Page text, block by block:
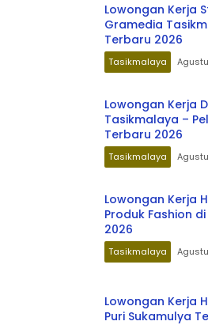
Lowongan Kerja
Gramedia
Terbaru 2026
Tasikmalaya
Lowongan Kerja
Tasikmalaya –
Terbaru 2026
Tasikmalaya
Lowongan Kerja
Produk Fashion
2026
Tasikmalaya
Lowongan Kerja
Puri Sukamulya